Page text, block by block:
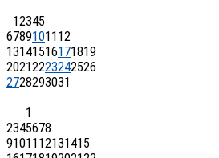
12345
6789101112
13141516171819
20212223242526
2728293031
1
2345678
9101112131415